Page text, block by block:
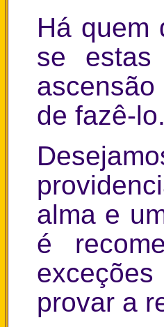
Há quem
se estas
de fazê-lo.
alma e
é
provar a